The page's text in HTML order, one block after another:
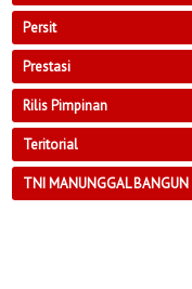
Persit
Prestasi
Rilis Pimpinan
Teritorial